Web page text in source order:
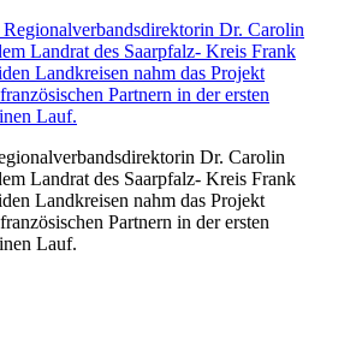
Dr. Carolin
Landrat des Saarpfalz- Kreis Frank
Landkreisen nahm das Projekt
Partnern in der ersten
Lauf.